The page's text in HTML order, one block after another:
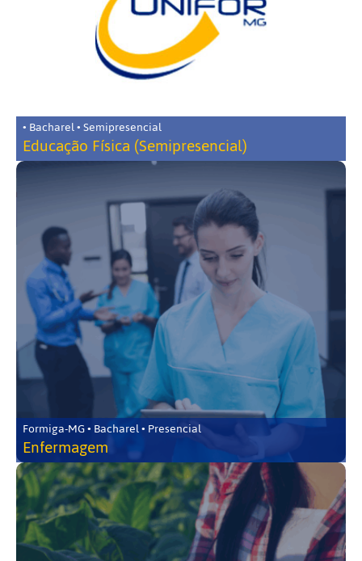
• Bacharel • Semipresencial
Educação Física (Semipresencial)
Formiga-MG • Bacharel • Presencial
Enfermagem